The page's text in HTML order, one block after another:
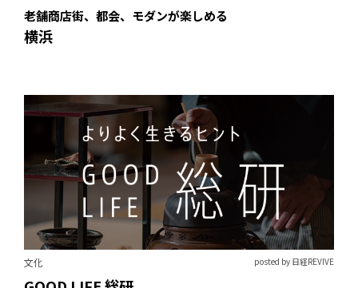
老舗商店街、都会、モダンが楽しめる
横浜
文化 posted by 日経REVIVE